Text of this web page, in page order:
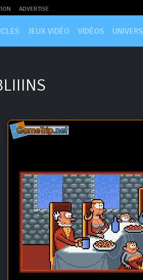
ADVERTISE
JEUX VIDÉO VIDÉOS UNIVERS